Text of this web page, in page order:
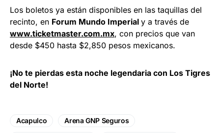
Los boletos ya están disponibles en las taquillas del
recinto, en Forum Mundo Imperial y a través de
www.ticketmaster.com.mx, con precios que van
desde $450 hasta $2,850 pesos mexicanos.
¡No te pierdas esta noche legendaria con Los Tigres
del Norte!
Acapulco Arena GNP Seguros